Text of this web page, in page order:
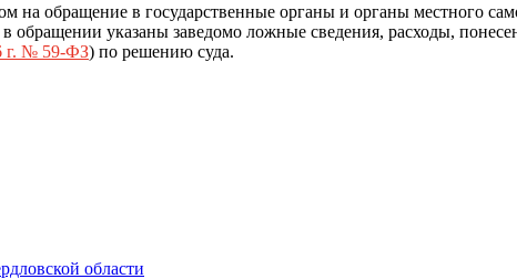
обращение в государственные органы и органы местного
обращении указаны заведомо ложные сведения, расходы,
г. № 59-ФЗ) по решению суда.
области